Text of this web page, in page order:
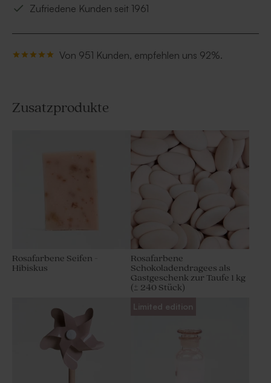
Zufriedene Kunden seit 1961
Von 951 Kunden, empfehlen uns 92%.
Zusatzprodukte
Rosafarbene Seifen -
Hibiskus
Rosafarbene
Schokoladendragees als
Gastgeschenk zur Taufe 1 kg
(± 240 Stück)
Limited edition